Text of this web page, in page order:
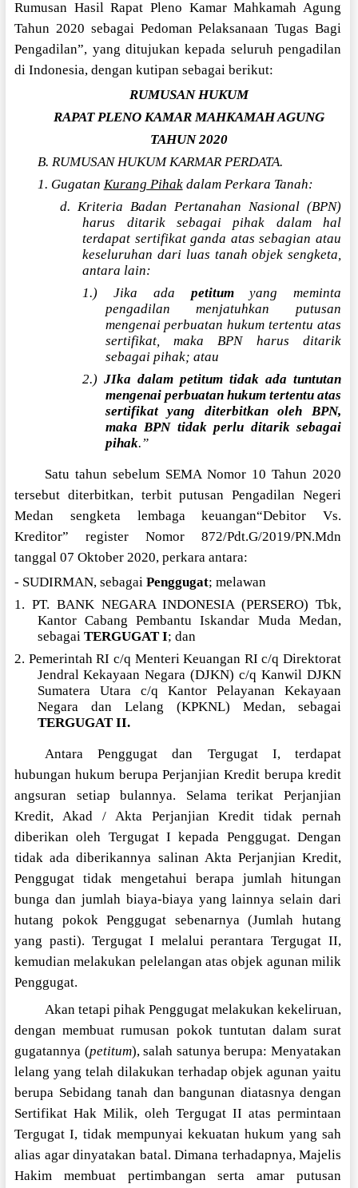
Rumusan Hasil Rapat Pleno Kamar Mahkamah Agung
Tahun 2020 sebagai Pedoman Pelaksanaan Tugas Bagi
Pengadilan”, yang ditujukan kepada seluruh pengadilan
di Indonesia, dengan kutipan sebagai berikut:
RUMUSAN HUKUM
RAPAT PLENO KAMAR MAHKAMAH AGUNG
TAHUN 2020
B. RUMUSAN HUKUM KARMAR PERDATA.
1. Gugatan Kurang Pihakdalam Perkara Tanah:
d. Kriteria Badan Pertanahan Nasional (BPN)
harus ditarik sebagai pihak dalam hal
terdapat sertifikat ganda atas sebagian atau
keseluruhan dari luas tanah objek sengketa,
antara lain:
1.) Jika ada petitumyang meminta
pengadilan menjatuhkan putusan
mengenai perbuatan hukum tertentu atas
sertifikat, maka BPN harus ditarik
sebagai pihak; atau
2.)JIka dalam petitum tidak ada tuntutan
mengenai perbuatan hukum tertentu atas
sertifikat yang diterbitkan oleh BPN,
maka BPN tidak perlu ditarik sebagai
pihak.”
Satu tahun sebelum SEMA Nomor 10 Tahun 2020
tersebut diterbitkan, terbit putusan Pengadilan Negeri
Medan sengketa lembaga keuangan“Debitor Vs.
Kreditor” register Nomor 872/Pdt.G/2019/PN.Mdn
tanggal 07 Oktober 2020, perkara antara:
- SUDIRMAN, sebagaiPenggugat; melawan
1. PT. BANK NEGARA INDONESIA (PERSERO) Tbk,
Kantor Cabang Pembantu Iskandar Muda Medan,
sebagai TERGUGAT I; dan
2. Pemerintah RI c/q Menteri Keuangan RI c/q Direktorat
Jendral Kekayaan Negara (DJKN) c/q Kanwil DJKN
Sumatera Utara c/q Kantor Pelayanan Kekayaan
Negara dan Lelang (KPKNL) Medan, sebagai
TERGUGAT II.
Antara Penggugat dan Tergugat I, terdapat
hubungan hukum berupa Perjanjian Kredit berupa kredit
angsuran setiap bulannya. Selama terikat Perjanjian
Kredit, Akad / Akta Perjanjian Kredit tidak pernah
diberikan oleh Tergugat I kepada Penggugat. Dengan
tidak ada diberikannya salinan Akta Perjanjian Kredit,
Penggugat tidak mengetahui berapa jumlah hitungan
bunga dan jumlah biaya-biaya yang lainnya selain dari
hutang pokok Penggugat sebenarnya (Jumlah hutang
yang pasti). Tergugat I melalui perantara Tergugat II,
kemudian melakukan pelelangan atas objek agunan milik
Penggugat.
Akan tetapi pihak Penggugat melakukan kekeliruan,
dengan membuat rumusan pokok tuntutan dalam surat
gugatannya (petitum), salah satunya berupa: Menyatakan
lelang yang telah dilakukan terhadap objek agunan yaitu
berupa Sebidang tanah dan bangunan diatasnya dengan
Sertifikat Hak Milik, oleh Tergugat II atas permintaan
Tergugat I, tidak mempunyai kekuatan hukum yang sah
alias agar dinyatakan batal. Dimana terhadapnya, Majelis
Hakim membuat pertimbangan serta amar putusan